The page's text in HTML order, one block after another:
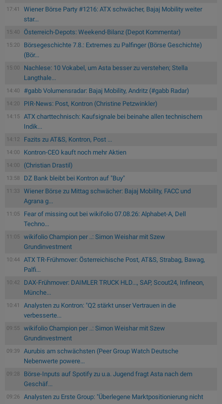
17:41
Wiener Börse Party #1216: ATX schwächer, Bajaj Mobility weiter
star...
15:40 Österreich-Depots: Weekend-Bilanz (Depot Kommentar)
15:20
Börsegeschichte 7.8.: Extremes zu Palfinger (Börse Geschichte)
(Bör...
15:00
Nachlese: 10 Vokabel, um Asta besser zu verstehen; Stella
Langthale...
14:40 #gabb Volumensradar: Bajaj Mobility, Andritz (#gabb Radar)
14:20 PIR-News: Post, Kontron (Christine Petzwinkler)
14:15
ATX charttechnisch: Kaufsignale bei beinahe allen technischem
Indik...
14:12 Fazits zu AT&S, Kontron, Post ...
14:00 Kontron-CEO kauft noch mehr Aktien
14:00 (Christian Drastil)
13:58 DZ Bank bleibt bei Kontron auf "Buy"
11:33
Wiener Börse zu Mittag schwächer: Bajaj Mobility, FACC und
Agrana g...
11:05
Fear of missing out bei wikifolio 07.08.26: Alphabet-A, Dell
Techno...
11:05
wikifolio Champion per ..: Simon Weishar mit Szew
Grundinvestment
10:44
ATX TR-Frühmover: Österreichische Post, AT&S, Strabag, Bawag,
Palfi...
10:42
DAX-Frühmover: DAIMLER TRUCK HLD..., SAP, Scout24, Infineon,
Münche...
10:41
Analysten zu Kontron: "Q2 stärkt unser Vertrauen in die
verbesserte...
09:55
wikifolio Champion per ..: Simon Weishar mit Szew
Grundinvestment
09:39
Aurubis am schwächsten (Peer Group Watch Deutsche
Nebenwerte powere...
09:28
Börse-Inputs auf Spotify zu u.a. Jugend fragt Asta nach dem
Geschäf...
09:26
Analysten zu Erste Group: "Überlegene Marktpositionierung nicht